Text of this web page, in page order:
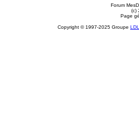
Forum
(c)
Page
Copyright © 1997-2025 Groupe